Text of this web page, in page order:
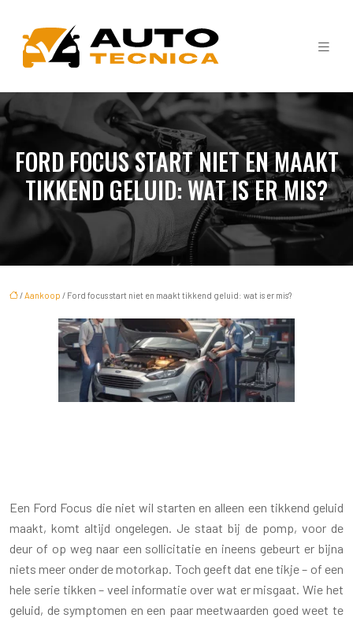
FORD FOCUS START NIET EN MAAKT
TIKKEND GELUID: WAT IS ER MIS?
/Aankoop / Ford focus start niet en maakt tikkend geluid: wat is er mis?
Een Ford Focus die niet wil starten en alleen een tikkend geluid
maakt, komt altijd ongelegen. Je staat bij de pomp, voor de
deur of op weg naar een sollicitatie en ineens gebeurt er bijna
niets meer onder de motorkap. Toch geeft dat ene tikje – of een
hele serie tikken – veel informatie over wat er misgaat. Wie het
geluid, de symptomen en een paar meetwaarden goed weet te